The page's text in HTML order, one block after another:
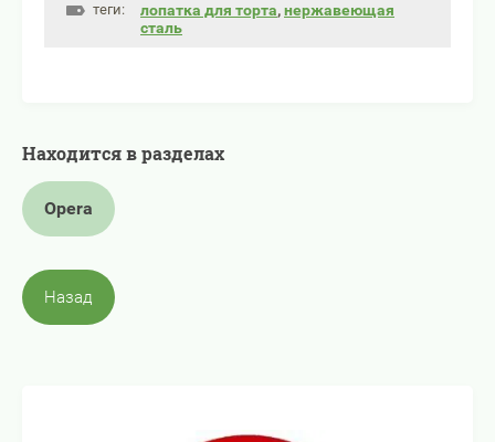
теги: лопатка для торта,нержавеющая
сталь
Находится в разделах
Opera
Назад